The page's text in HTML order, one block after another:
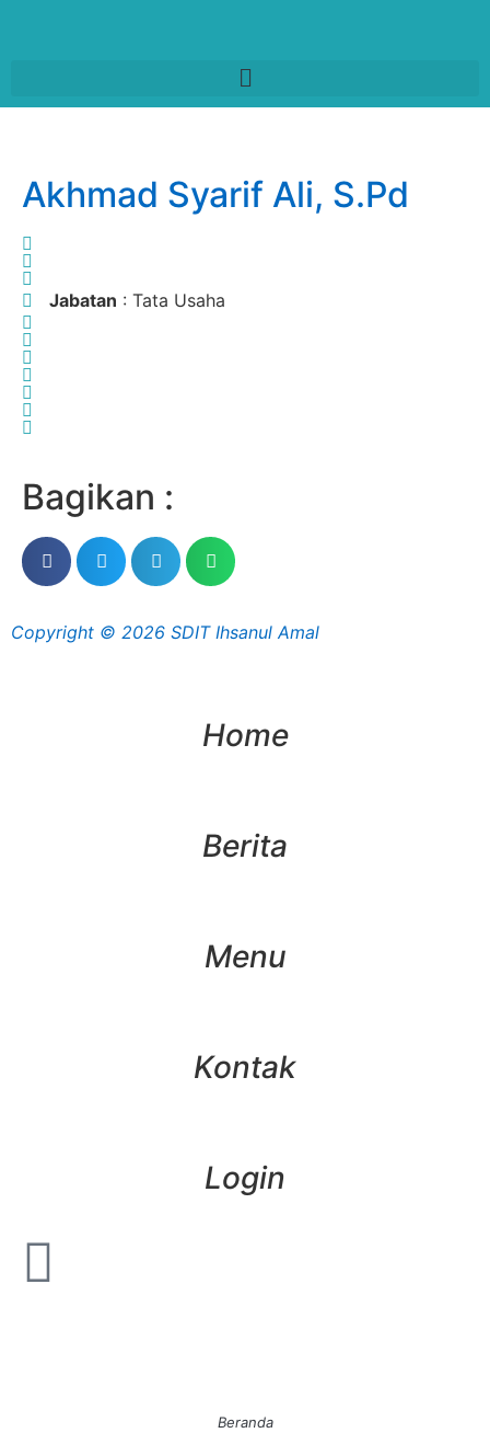
Akhmad Syarif Ali, S.Pd
Jabatan : Tata Usaha
Bagikan :
Copyright © 2026 SDIT Ihsanul Amal
Home
Berita
Menu
Kontak
Login
Beranda